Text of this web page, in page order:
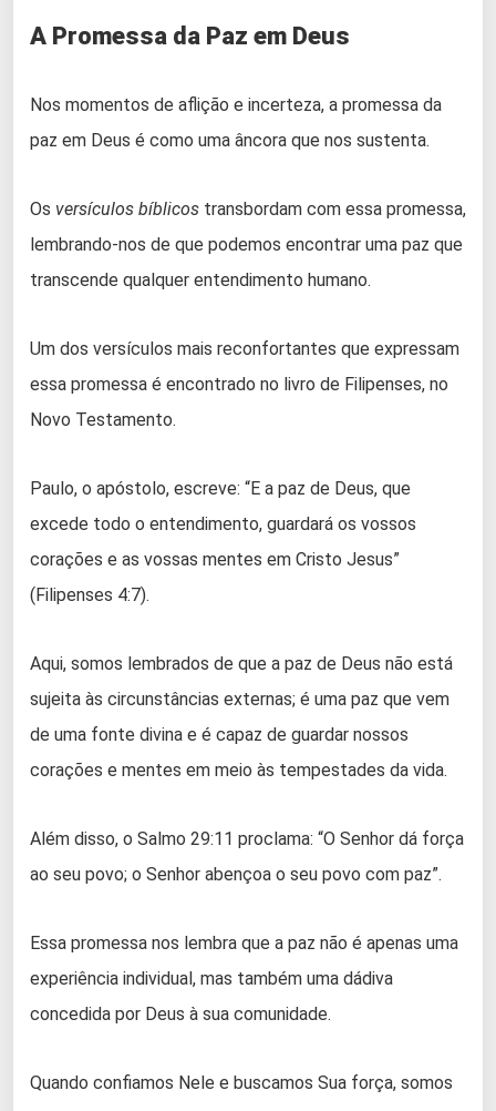
A Promessa da Paz em Deus
Nos momentos de aflição e incerteza, a promessa da
paz em Deus é como uma âncora que nos sustenta.
Os versículos bíblicos transbordam com essa promessa,
lembrando-nos de que podemos encontrar uma paz que
transcende qualquer entendimento humano.
Um dos versículos mais reconfortantes que expressam
essa promessa é encontrado no livro de Filipenses, no
Novo Testamento.
Paulo, o apóstolo, escreve: “E a paz de Deus, que
excede todo o entendimento, guardará os vossos
corações e as vossas mentes em Cristo Jesus”
(Filipenses 4:7).
Aqui, somos lembrados de que a paz de Deus não está
sujeita às circunstâncias externas; é uma paz que vem
de uma fonte divina e é capaz de guardar nossos
corações e mentes em meio às tempestades da vida.
Além disso, o Salmo 29:11 proclama: “O Senhor dá força
ao seu povo; o Senhor abençoa o seu povo com paz”.
Essa promessa nos lembra que a paz não é apenas uma
experiência individual, mas também uma dádiva
concedida por Deus à sua comunidade.
Quando confiamos Nele e buscamos Sua força, somos